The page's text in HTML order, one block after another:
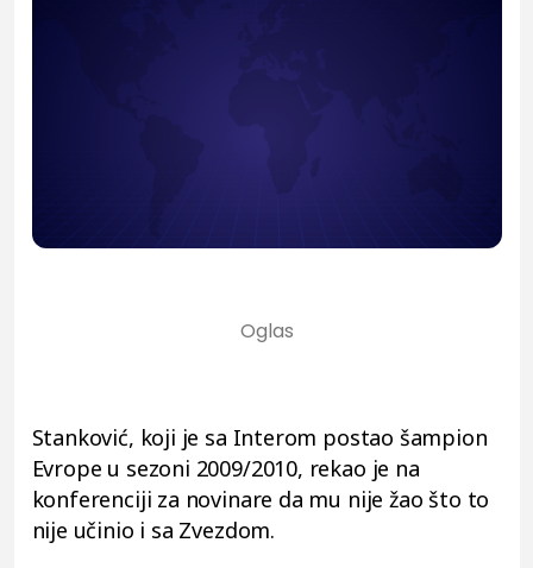
Stanković, koji je sa Interom postao šampion
Evrope u sezoni 2009/2010, rekao je na
konferenciji za novinare da mu nije žao što to
nije učinio i sa Zvezdom.